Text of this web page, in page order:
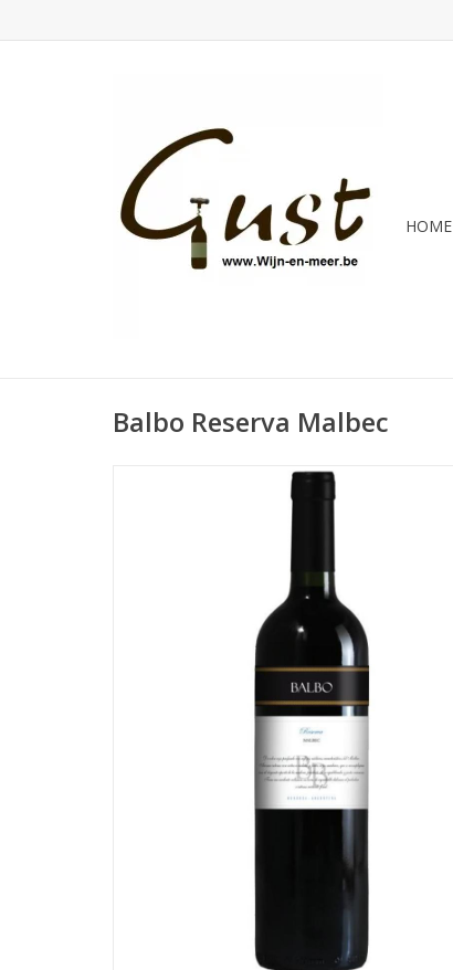
HOME
Balbo Reserva Malbec